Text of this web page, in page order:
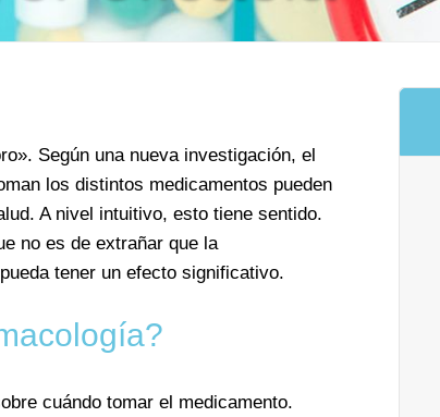
Según una nueva investigación, el
los distintos medicamentos pueden
A nivel intuitivo, esto tiene sentido.
no es de extrañar que la
tener un efecto significativo.
cuándo tomar el medicamento.